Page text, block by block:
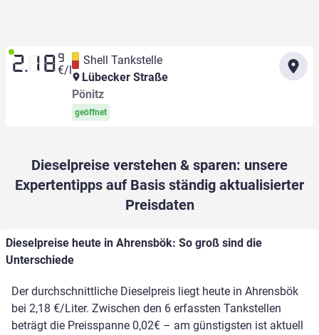
2.18 9
€/l
Shell Tankstelle
Lübecker Straße
Pönitz
geöffnet
Dieselpreise verstehen & sparen: unsere
Expertentipps auf Basis ständig aktualisierter
Preisdaten
Dieselpreise heute in Ahrensbök: So groß sind die
Unterschiede
Der durchschnittliche Dieselpreis liegt heute in Ahrensbök
bei 2,18 €/Liter. Zwischen den 6 erfassten Tankstellen
beträgt die Preisspanne 0,02€ – am günstigsten ist aktuell